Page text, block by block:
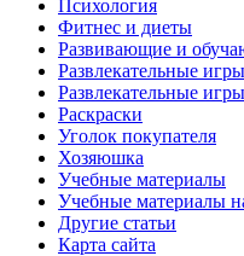
Психология
Фитнес и диеты
Развивающие и
Развлекательные
Развлекательные
Раскраски
Уголок покупателя
Хозяюшка
Учебные материалы
Учебные материалы
Другие статьи
Карта сайта